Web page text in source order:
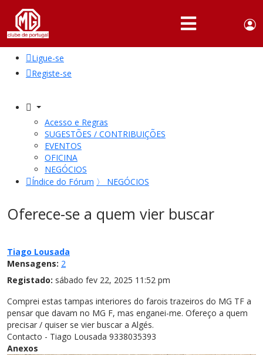
Portuguese,
English
QUEM
SOMOS
ATIVIDADES
NOTÍCIAS
FÓRUM
MG
Ligue-se
Registe-se
Acesso e Regras
SUGESTÕES / CONTRIBUIÇÕES
EVENTOS
OFICINA
NEGÓCIOS
Índice do Fórum 〉 NEGÓCIOS
Oferece-se a quem vier buscar
Tiago Lousada
Mensagens: 2
Registado: sábado fev 22, 2025 11:52 pm
Comprei estas tampas interiores do farois trazeiros do MG TF a
pensar que davam no MG F, mas enganei-me. Ofereço a quem
precisar / quiser se vier buscar a Algés.
Contacto - Tiago Lousada 9338035393
Anexos